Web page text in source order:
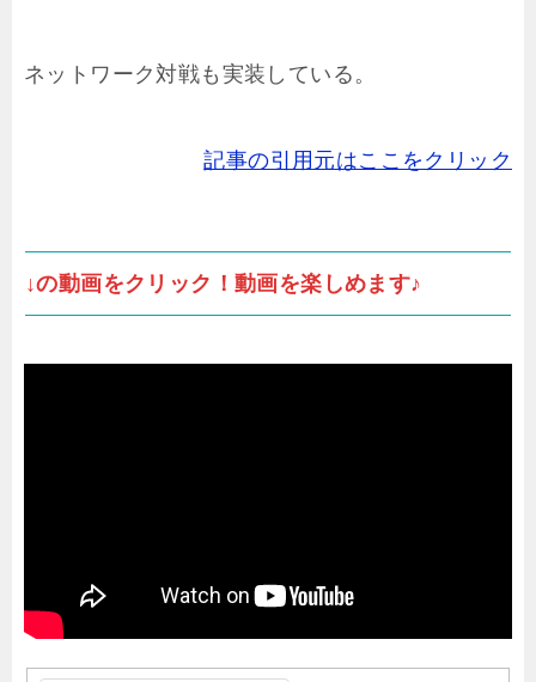
ネットワーク対戦も実装している。
記事の引用元はここをクリック
↓の動画をクリック！動画を楽しめます♪